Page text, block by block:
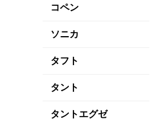
コペン
ソニカ
タフト
タント
タントエグゼ